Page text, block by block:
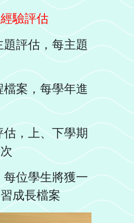
驗評估
題評估，每主題
檔案，每學年進
估，上、下學期
每位學生將獲一
成長檔案